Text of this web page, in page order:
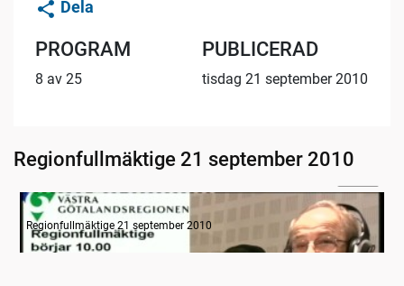
Dela
PROGRAM
8 av 25
PUBLICERAD
tisdag 21 september 2010
Regionfullmäktige 21 september 2010
Information
Regionfullmäktige 21 september 2010